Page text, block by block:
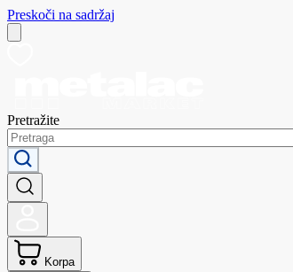
Preskoči na sadržaj
Pretražite
Korpa